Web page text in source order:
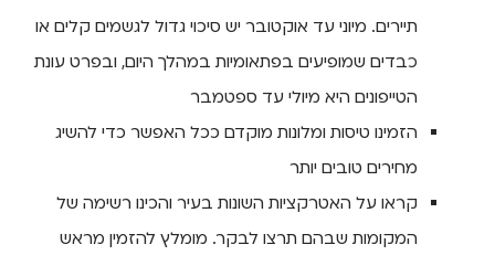
תיירים. מיוני עד אוקטובר יש סיכוי גדול לגשמים קלים או
כבדים שמופיעים בפתאומיות במהלך היום, ובפרט עונת
הטייפונים היא מיולי עד ספטמבר
הזמינו טיסות ומלונות מוקדם ככל האפשר כדי להשיג
מחירים טובים יותר
קראו על האטרקציות השונות בעיר והכינו רשימה של
המקומות שבהם תרצו לבקר. מומלץ להזמין מראש